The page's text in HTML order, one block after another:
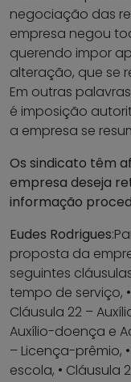
negociação das
empresa negou
querendo impor
alteração, que se
Em outras
é imposição
a empresa se
Os sindicato têm
empresa deseja
informação
Eudes Rodrigues
proposta da
seguintes
tempo de serviço,
Cláusula 22 –
Auxílio-doença e
– Licença-prêmio,
escola, • Cláusula